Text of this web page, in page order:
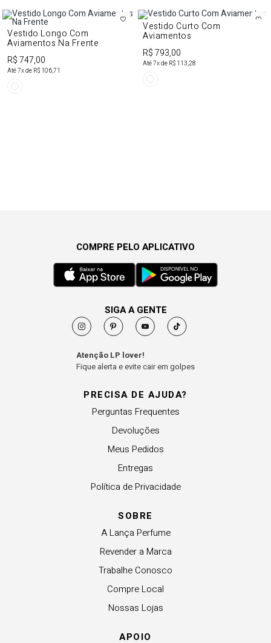
Vestido Longo Com
Aviamentos Na Frente
R$ 747,00
Até7x de R$ 106,71
Vestido Curto Com
Aviamentos
R$ 793,00
Até7x de R$ 113,28
PRECISA DE AJUDA?
Perguntas Frequentes
Devoluções
Meus Pedidos
Entregas
Política de Privacidade
SOBRE
A Lança Perfume
Revender a Marca
Trabalhe Conosco
Compre Local
Nossas Lojas
APOIO
COMPRE PELO APLICATIVO
SIGA A GENTE
Atenção LP lover!
Fique alerta e evite cair em golpes